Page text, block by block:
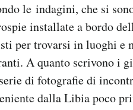
le indagini, che si
installate a bordo
per trovarsi in luoghi e
A quanto scrivono i
di fotografie di
dalla Libia poco